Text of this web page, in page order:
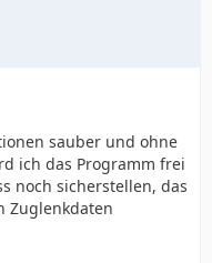
sauber und ohne
ich das Programm frei
noch sicherstellen, das
Zuglenkdaten